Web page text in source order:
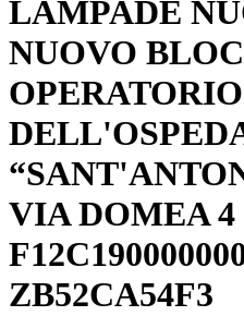
LAMPADE
NUOVO
OPERATORIO
VIA DOMEA 4
ZB52CA54F3